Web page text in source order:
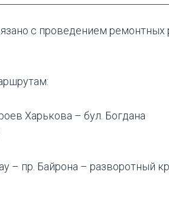
с проведением ремонтных
Харькова – бул. Богдана
пр. Байрона – разворотный